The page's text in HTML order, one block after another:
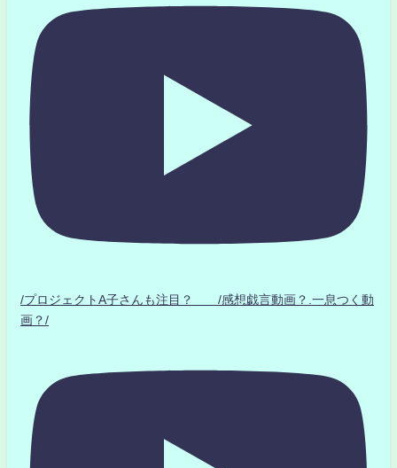
/プロジェクトA子さんも注目？ /感想戯言動画？.一息つく動
画？/